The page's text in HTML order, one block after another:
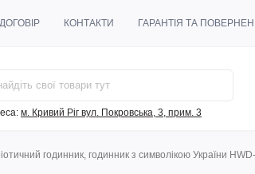
КОНТАКТИ ГАРАНТІЯ ТА
м. Кривий Ріг вул. Покровська, 3, прим. 3
годинник, годинник з символікою України